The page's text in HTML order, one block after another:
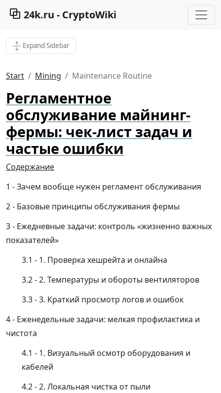
24k.ru - CryptoWiki
Expand Sidebar
Start Mining Maintenance Routine
Регламентное
обслуживание майнинг-
фермы: чек-лист задач и
частые ошибки
Содержание
Зачем вообще нужен регламент обслуживания
Базовые принципы обслуживания фермы
Ежедневные задачи: контроль «жизненно важных
показателей»
1. Проверка хешрейта и онлайна
2. Температуры и обороты вентиляторов
3. Краткий просмотр логов и ошибок
Еженедельные задачи: мелкая профилактика и
чистота
1. Визуальный осмотр оборудования и
кабелей
2. Локальная чистка от пыли